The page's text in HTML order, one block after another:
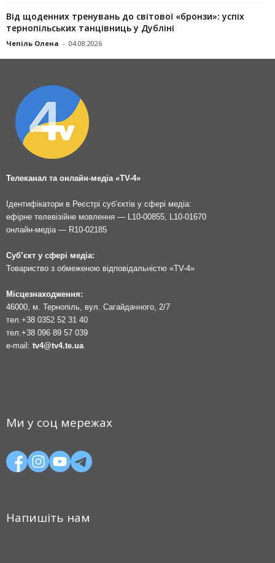
Від щоденних тренувань до світової «бронзи»: успіх
тернопільських танцівниць у Дубліні
Чепіль Олена - 04.08.2026
Телеканал та онлайн-медіа «TV-4»
Ідентифікатори в Реєстрі суб’єктів у сфері медіа:
ефірне телевізійне мовлення — L10-00855, L10-01670
онлайн-медіа — R10-02185
Суб’єкт у сфері медіа:
Товариство з обмеженою відповідальністю «TV-4»
Місцезнаходження:
46000, м. Тернопіль, вул. Сагайдачного, 2/7
тел. +38 0352 52 31 40
тел. +38 096 89 57 039
e-mail: tv4@tv4.te.ua
Ми у соц мережах
Напишіть нам